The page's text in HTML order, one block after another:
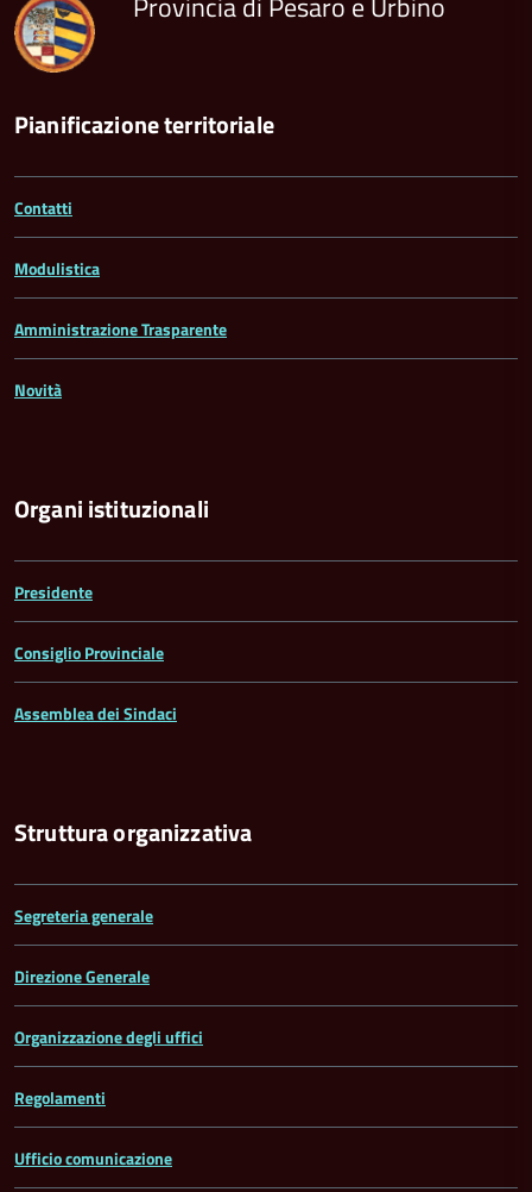
Pianificazione territoriale
Contatti
Modulistica
Amministrazione Trasparente
Novità
Organi istituzionali
Presidente
Consiglio Provinciale
Assemblea dei Sindaci
Struttura organizzativa
Segreteria generale
Direzione Generale
Organizzazione degli uffici
Regolamenti
Ufficio comunicazione